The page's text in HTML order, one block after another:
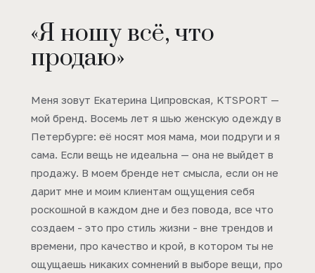
«Я ношу всё, что
продаю»
Меня зовут Екатерина Ципровская, KTSPORT —
мой бренд. Восемь лет я шью женскую одежду в
Петербурге: её носят моя мама, мои подруги и я
сама. Если вещь не идеальна — она не выйдет в
продажу. В моем бренде нет смысла, если он не
дарит мне и моим клиентам ощущения себя
роскошной в каждом дне и без повода, все что
создаем - это про стиль жизни - вне трендов и
времени, про качество и крой, в котором ты не
ощущаешь никаких сомнений в выборе вещи, про